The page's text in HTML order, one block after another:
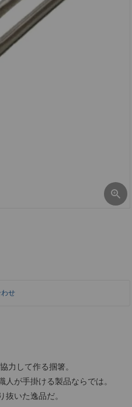
せ
力して作る掴箸。
が手掛ける製品ならでは。
いた逸品だ。